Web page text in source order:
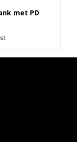
met PD